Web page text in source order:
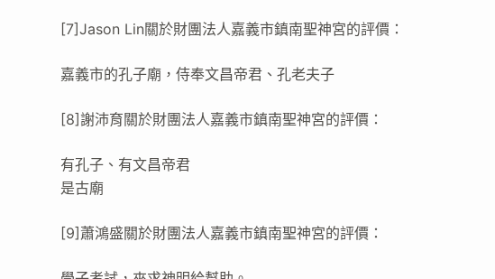
[7]Jason Lin關於財團法人嘉義市鎮南聖神宮的評價：
嘉義市的孔子廟，侍奉文昌帝君、孔老夫子
[8]謝沛育關於財團法人嘉義市鎮南聖神宮的評價：
有孔子、有文昌帝君
是古廟
[9]蕭鴻盛關於財團法人嘉義市鎮南聖神宮的評價：